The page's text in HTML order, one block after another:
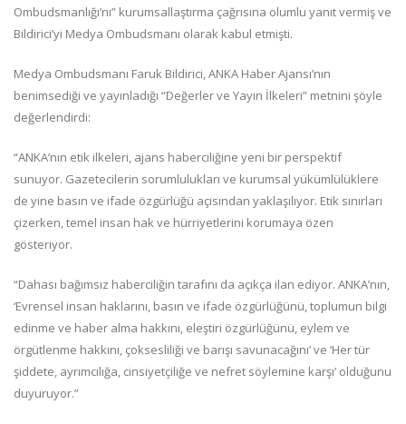
Ombudsmanlığı’nı” kurumsallaştırma çağrısına olumlu yanıt vermiş ve
Bildirici’yi Medya Ombudsmanı olarak kabul etmişti.
Medya Ombudsmanı Faruk Bildirici, ANKA Haber Ajansı’nın
benimsediği ve yayınladığı “Değerler ve Yayın İlkeleri” metnini şöyle
değerlendirdi:
“ANKA’nın etik ilkeleri, ajans haberciliğine yeni bir perspektif
sunuyor. Gazetecilerin sorumlulukları ve kurumsal yükümlülüklere
de yine basın ve ifade özgürlüğü açısından yaklaşılıyor. Etik sınırları
çizerken, temel insan hak ve hürriyetlerini korumaya özen
gösteriyor.
“Dahası bağımsız haberciliğin tarafını da açıkça ilan ediyor. ANKA’nın,
‘Evrensel insan haklarını, basın ve ifade özgürlüğünü, toplumun bilgi
edinme ve haber alma hakkını, eleştiri özgürlüğünü, eylem ve
örgütlenme hakkını, çoksesliliği ve barışı savunacağını’ ve ‘Her tür
şiddete, ayrımcılığa, cinsiyetçiliğe ve nefret söylemine karşı’ olduğunu
duyuruyor.”